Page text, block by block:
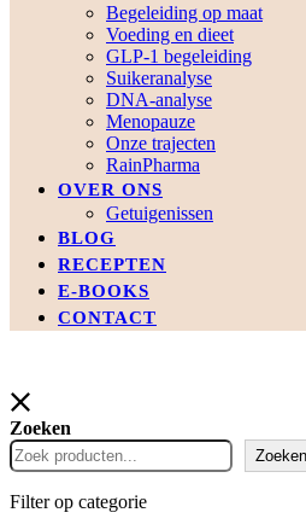
Begeleiding op maat
Voeding en dieet
GLP-1 begeleiding
Suikeranalyse
DNA-analyse
Menopauze
Onze trajecten
RainPharma
OVER ONS
Getuigenissen
BLOG
RECEPTEN
E-BOOKS
CONTACT
Zoeken
Zoeken
Filter op categorie